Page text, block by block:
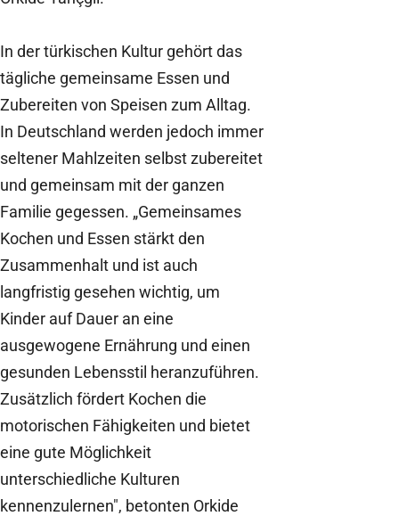
In der türkischen Kultur gehört das
tägliche gemeinsame Essen und
Zubereiten von Speisen zum Alltag.
In Deutschland werden jedoch immer
seltener Mahlzeiten selbst zubereitet
und gemeinsam mit der ganzen
Familie gegessen. „Gemeinsames
Kochen und Essen stärkt den
Zusammenhalt und ist auch
langfristig gesehen wichtig, um
Kinder auf Dauer an eine
ausgewogene Ernährung und einen
gesunden Lebensstil heranzuführen.
Zusätzlich fördert Kochen die
motorischen Fähigkeiten und bietet
eine gute Möglichkeit
unterschiedliche Kulturen
kennenzulernen", betonten Orkide